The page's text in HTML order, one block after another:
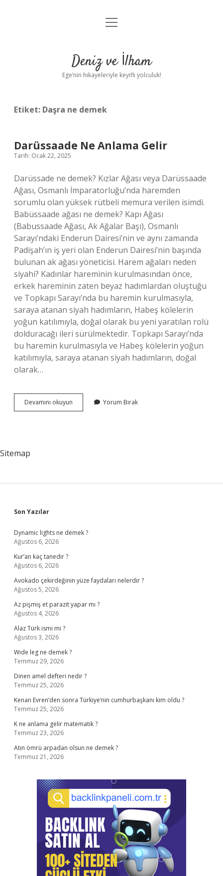
Anasayfa
Yasal Uyarı
menüyü
Deniz ve İlham
Ege’nin hikayeleriyle keyifli yolculuk!
Etiket: Daşra ne demek
Darüssaade Ne Anlama Gelir
Tarih: Ocak 22, 2025
Darüssade ne demek? Kızlar Ağası veya Darüssaade
Ağası, Osmanlı İmparatorluğu’nda haremden
sorumlu olan yüksek rütbeli memura verilen isimdi.
Babüssaade ağası ne demek? Kapı Ağası
(Babussaade Ağası, Ak Ağalar Başı), Osmanlı
Sarayı’ndaki Enderun Dairesi’nin ve aynı zamanda
Padişah’ın iş yeri olan Enderun Dairesi’nin başında
bulunan ak ağası yöneticisi. Harem ağaları neden
siyahi? Kadınlar hareminin kurulmasından önce,
erkek hareminin zaten beyaz hadımlardan oluştuğu
ve Topkapı Sarayı’nda bu haremin kurulmasıyla,
saraya atanan siyah hadımların, Habeş kölelerin
yoğun katılımıyla, doğal olarak bu yeni yaratılan rolü
dolduracağı ileri sürülmektedir. Topkapı Sarayı’nda
bu haremin kurulmasıyla ve Habeş kölelerin yoğun
katılımıyla, saraya atanan siyah hadımların, doğal
olarak…
Devamını okuyun Darüssaade
Ne
Yorum Bırak
Sitemap
Sidebar
Son Yazılar
Dynamic lights ne demek ?
Ağustos 6, 2026
Kur’an kaç tanedir ?
Ağustos 6, 2026
Avokado çekirdeğinin yüze faydaları nelerdir ?
Ağustos 5, 2026
Az pişmiş et parazit yapar mı ?
Ağustos 4, 2026
Alaz Türk ismi mi ?
Ağustos 3, 2026
Wıde leg ne demek ?
Temmuz 29, 2026
Dinen amel defteri nedir ?
Temmuz 25, 2026
Kenan Evren’den sonra Türkiye’nin cumhurbaşkanı kim oldu ?
Temmuz 25, 2026
K ne anlama gelir matematik ?
Temmuz 23, 2026
Atın ömrü arpadan olsun ne demek ?
Temmuz 21, 2026